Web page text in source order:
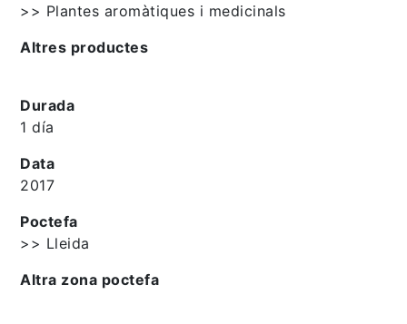
>> Plantes aromàtiques i medicinals
Altres productes
Durada
1 día
Data
2017
Poctefa
>> Lleida
Altra zona poctefa